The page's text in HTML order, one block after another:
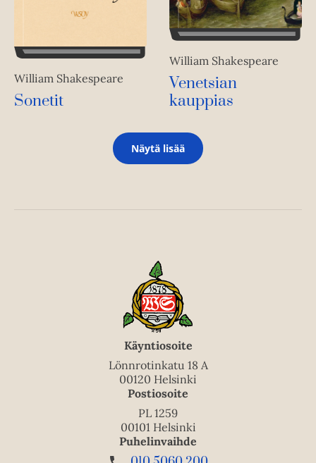
William Shakespeare
Sonetit
William Shakespeare
Venetsian
kauppias
Näytä lisää
Käyntiosoite
Lönnrotinkatu 18 A
00120 Helsinki
Postiosoite
PL 1259
00101 Helsinki
Puhelinvaihde